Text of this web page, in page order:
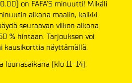
on FAFA'S minuutti! Mikäli
aikana maalin, kaikki
seuraavan viikon aikana
% hintaan. Tarjouksen voi
kausikorttia näyttämällä.
lounasaikana (klo 11-14).